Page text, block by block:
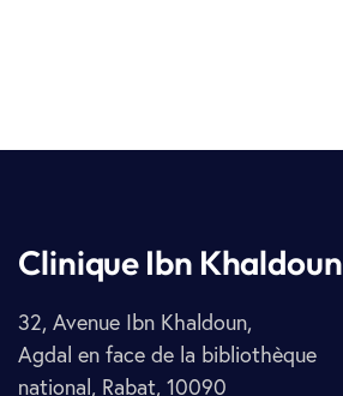
Clinique Ibn Khaldoun
32, Avenue Ibn Khaldoun,
Agdal en face de la bibliothèque
national, Rabat, 10090